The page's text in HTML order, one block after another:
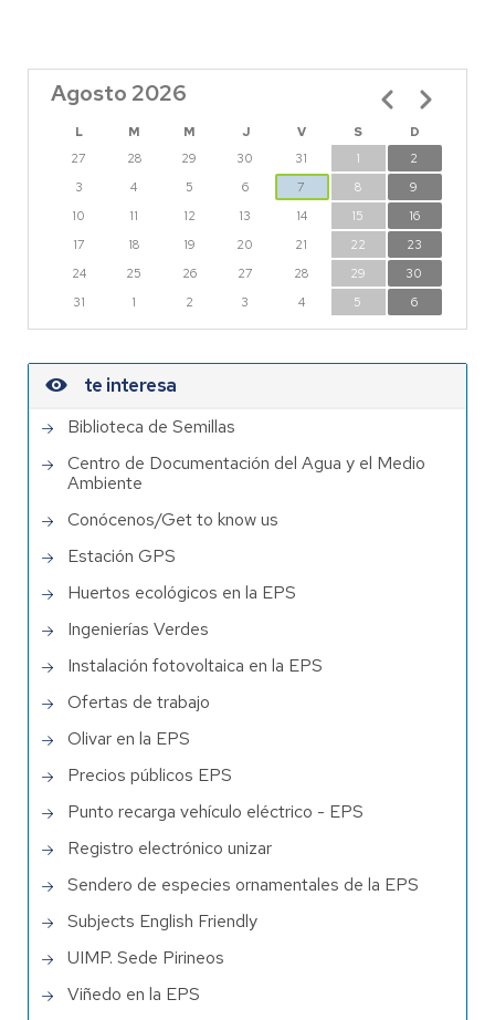
Agosto 2026
L M M J V S
D
27
28 29 30 31 1
2
3
4 5 6 7 8
9
10
11 12 13 14 15
16
17
18 19 20 21 22
23
24
25 26 27 28 29
30
31
1 2 3 4 5 6
Paginación
te interesa
Biblioteca de Semillas
Centro de Documentación del Agua y el Medio
Ambiente
Conócenos/Get to know us
Estación GPS
Huertos ecológicos en la EPS
Ingenierías Verdes
Instalación fotovoltaica en la EPS
Ofertas de trabajo
Olivar en la EPS
Precios públicos EPS
Punto recarga vehículo eléctrico - EPS
Registro electrónico unizar
Sendero de especies ornamentales de la EPS
Subjects English Friendly
UIMP. Sede Pirineos
Viñedo en la EPS